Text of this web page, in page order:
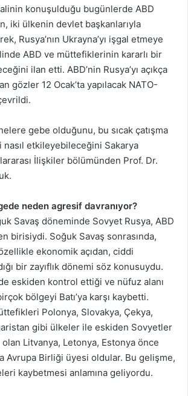
konuşulduğu bugünlerde ABD
iki ülkenin devlet başkanlarıyla
Rusya’nın Ukrayna’yı işgal etmeye
ABD ve müttefiklerinin kararlı bir
ilan etti. ABD’nin Rusya’yı açıkça
gözler 12 Ocak’ta yapılacak NATO-
gebe olduğunu, bu sıcak çatışma
nasıl etkileyebileceğini Sakarya
İlişkiler bölümünden Prof. Dr.
neden agresif davranıyor?
Savaş döneminde Sovyet Rusya, ABD
birisiydi. Soğuk Savaş sonrasında,
ekonomik açıdan, ciddi
bir zayıflık dönemi söz konusuydu.
eskiden kontrol ettiği ve nüfuz alanı
bölgeyi Batı’ya karşı kaybetti.
Polonya, Slovakya, Çekya,
gibi ülkeler ile eskiden Sovyetler
olan Litvanya, Letonya, Estonya önce
Avrupa Birliği üyesi oldular. Bu gelişme,
kaybetmesi anlamına geliyordu.